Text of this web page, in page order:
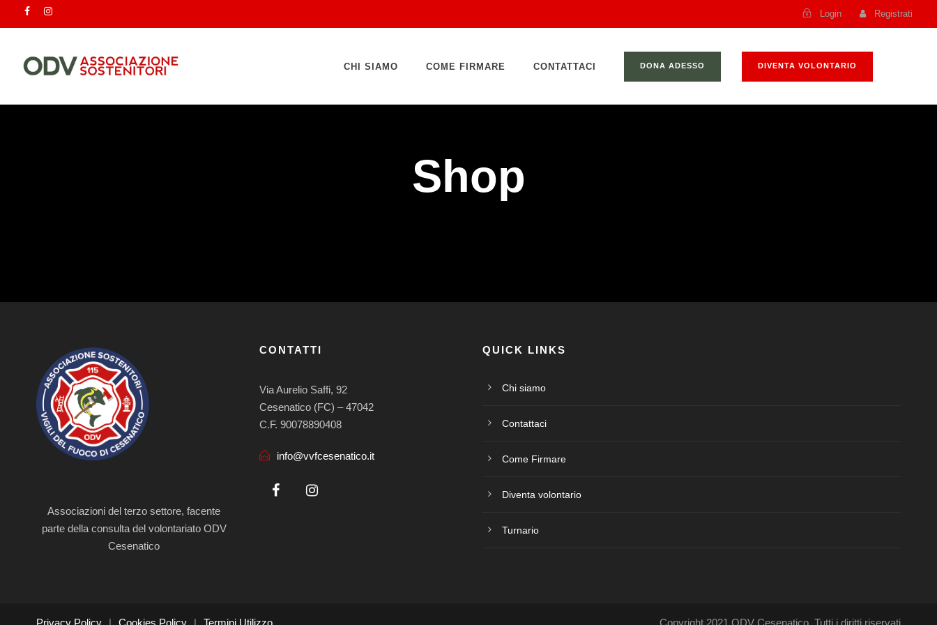
Login Registrati
CHI SIAMO COME FIRMARE CONTATTACI DONA ADESSO DIVENTA VOLONTARIO
Shop
Associazioni del terzo settore, facente
parte della consulta del volontariato ODV
Cesenatico
CONTATTI
Via Aurelio Saffi, 92
Cesenatico (FC) – 47042
C.F. 90078890408
info@vvfcesenatico.it
QUICK LINKS
Chi siamo
Contattaci
Come Firmare
Diventa volontario
Turnario